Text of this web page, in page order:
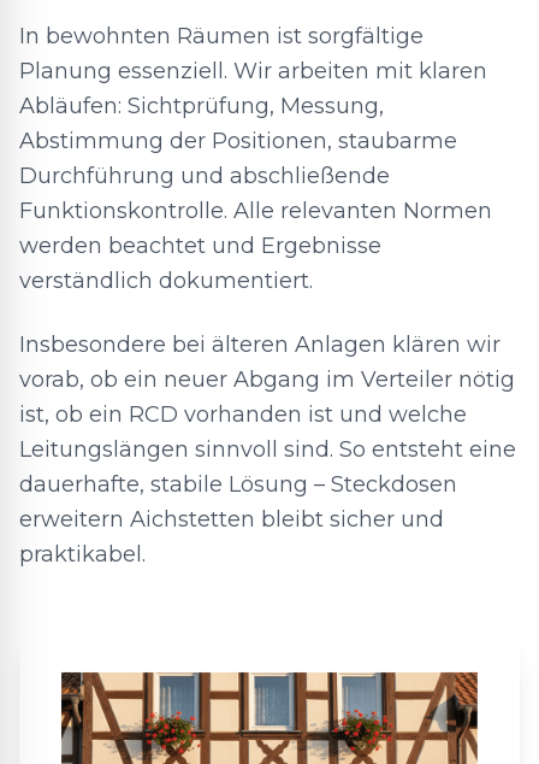
In bewohnten Räumen ist sorgfältige
Planung essenziell. Wir arbeiten mit klaren
Abläufen: Sichtprüfung, Messung,
Abstimmung der Positionen, staubarme
Durchführung und abschließende
Funktionskontrolle. Alle relevanten Normen
werden beachtet und Ergebnisse
verständlich dokumentiert.
Insbesondere bei älteren Anlagen klären wir
vorab, ob ein neuer Abgang im Verteiler nötig
ist, ob ein RCD vorhanden ist und welche
Leitungslängen sinnvoll sind. So entsteht eine
dauerhafte, stabile Lösung – Steckdosen
erweitern Aichstetten bleibt sicher und
praktikabel.